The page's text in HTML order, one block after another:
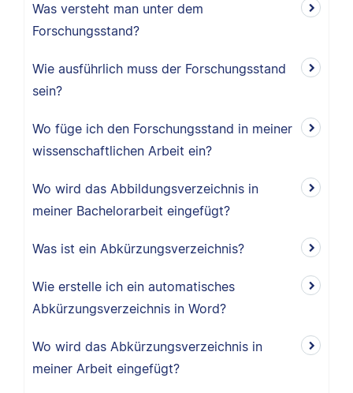
Was versteht man unter dem
Forschungsstand?
Wie ausführlich muss der Forschungsstand
sein?
Wo füge ich den Forschungsstand in meiner
wissenschaftlichen Arbeit ein?
Wo wird das Abbildungsverzeichnis in
meiner Bachelorarbeit eingefügt?
Was ist ein Abkürzungsverzeichnis?
Wie erstelle ich ein automatisches
Abkürzungsverzeichnis in Word?
Wo wird das Abkürzungsverzeichnis in
meiner Arbeit eingefügt?